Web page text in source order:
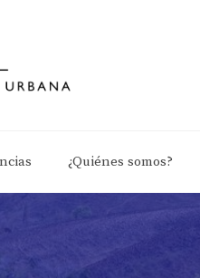
¿Quiénes somos?